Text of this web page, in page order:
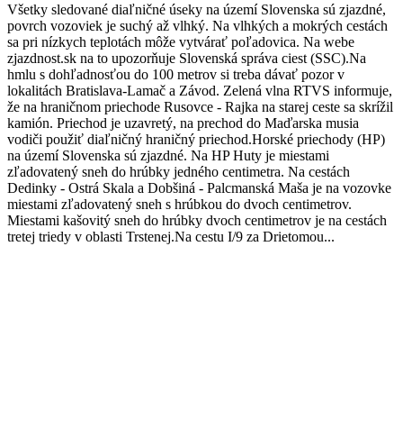
Všetky sledované diaľničné úseky na území Slovenska sú zjazdné,
povrch vozoviek je suchý až vlhký. Na vlhkých a mokrých cestách
sa pri nízkych teplotách môže vytvárať poľadovica. Na webe
zjazdnost.sk na to upozorňuje Slovenská správa ciest (SSC).Na
hmlu s dohľadnosťou do 100 metrov si treba dávať pozor v
lokalitách Bratislava-Lamač a Závod. Zelená vlna RTVS informuje,
že na hraničnom priechode Rusovce - Rajka na starej ceste sa skrížil
kamión. Priechod je uzavretý, na prechod do Maďarska musia
vodiči použiť diaľničný hraničný priechod.Horské priechody (HP)
na území Slovenska sú zjazdné. Na HP Huty je miestami
zľadovatený sneh do hrúbky jedného centimetra. Na cestách
Dedinky - Ostrá Skala a Dobšiná - Palcmanská Maša je na vozovke
miestami zľadovatený sneh s hrúbkou do dvoch centimetrov.
Miestami kašovitý sneh do hrúbky dvoch centimetrov je na cestách
tretej triedy v oblasti Trstenej.Na cestu I/9 za Drietomou...